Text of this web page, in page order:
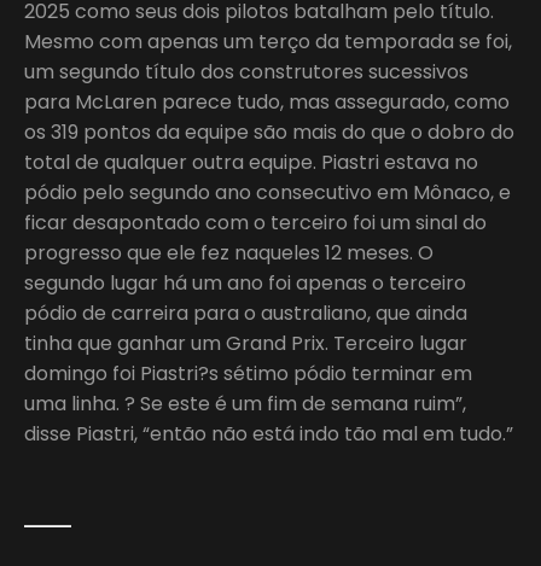
2025 como seus dois pilotos batalham pelo título.
Mesmo com apenas um terço da temporada se foi,
um segundo título dos construtores sucessivos
para McLaren parece tudo, mas assegurado, como
os 319 pontos da equipe são mais do que o dobro do
total de qualquer outra equipe. Piastri estava no
pódio pelo segundo ano consecutivo em Mônaco, e
ficar desapontado com o terceiro foi um sinal do
progresso que ele fez naqueles 12 meses. O
segundo lugar há um ano foi apenas o terceiro
pódio de carreira para o australiano, que ainda
tinha que ganhar um Grand Prix. Terceiro lugar
domingo foi Piastri?s sétimo pódio terminar em
uma linha. ? Se este é um fim de semana ruim”,
disse Piastri, “então não está indo tão mal em tudo.”